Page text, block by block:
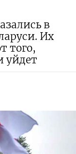
в
Их
того,
уйдет